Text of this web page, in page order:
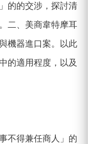
的的交涉，探討清
二、美商韋特摩耳
機器進口案。以此
的適用程度，以及
不得兼任商人」的